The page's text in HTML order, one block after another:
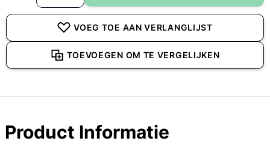
VOEG TOE AAN VERLANGLIJST
TOEVOEGEN OM TE VERGELIJKEN
Product Informatie